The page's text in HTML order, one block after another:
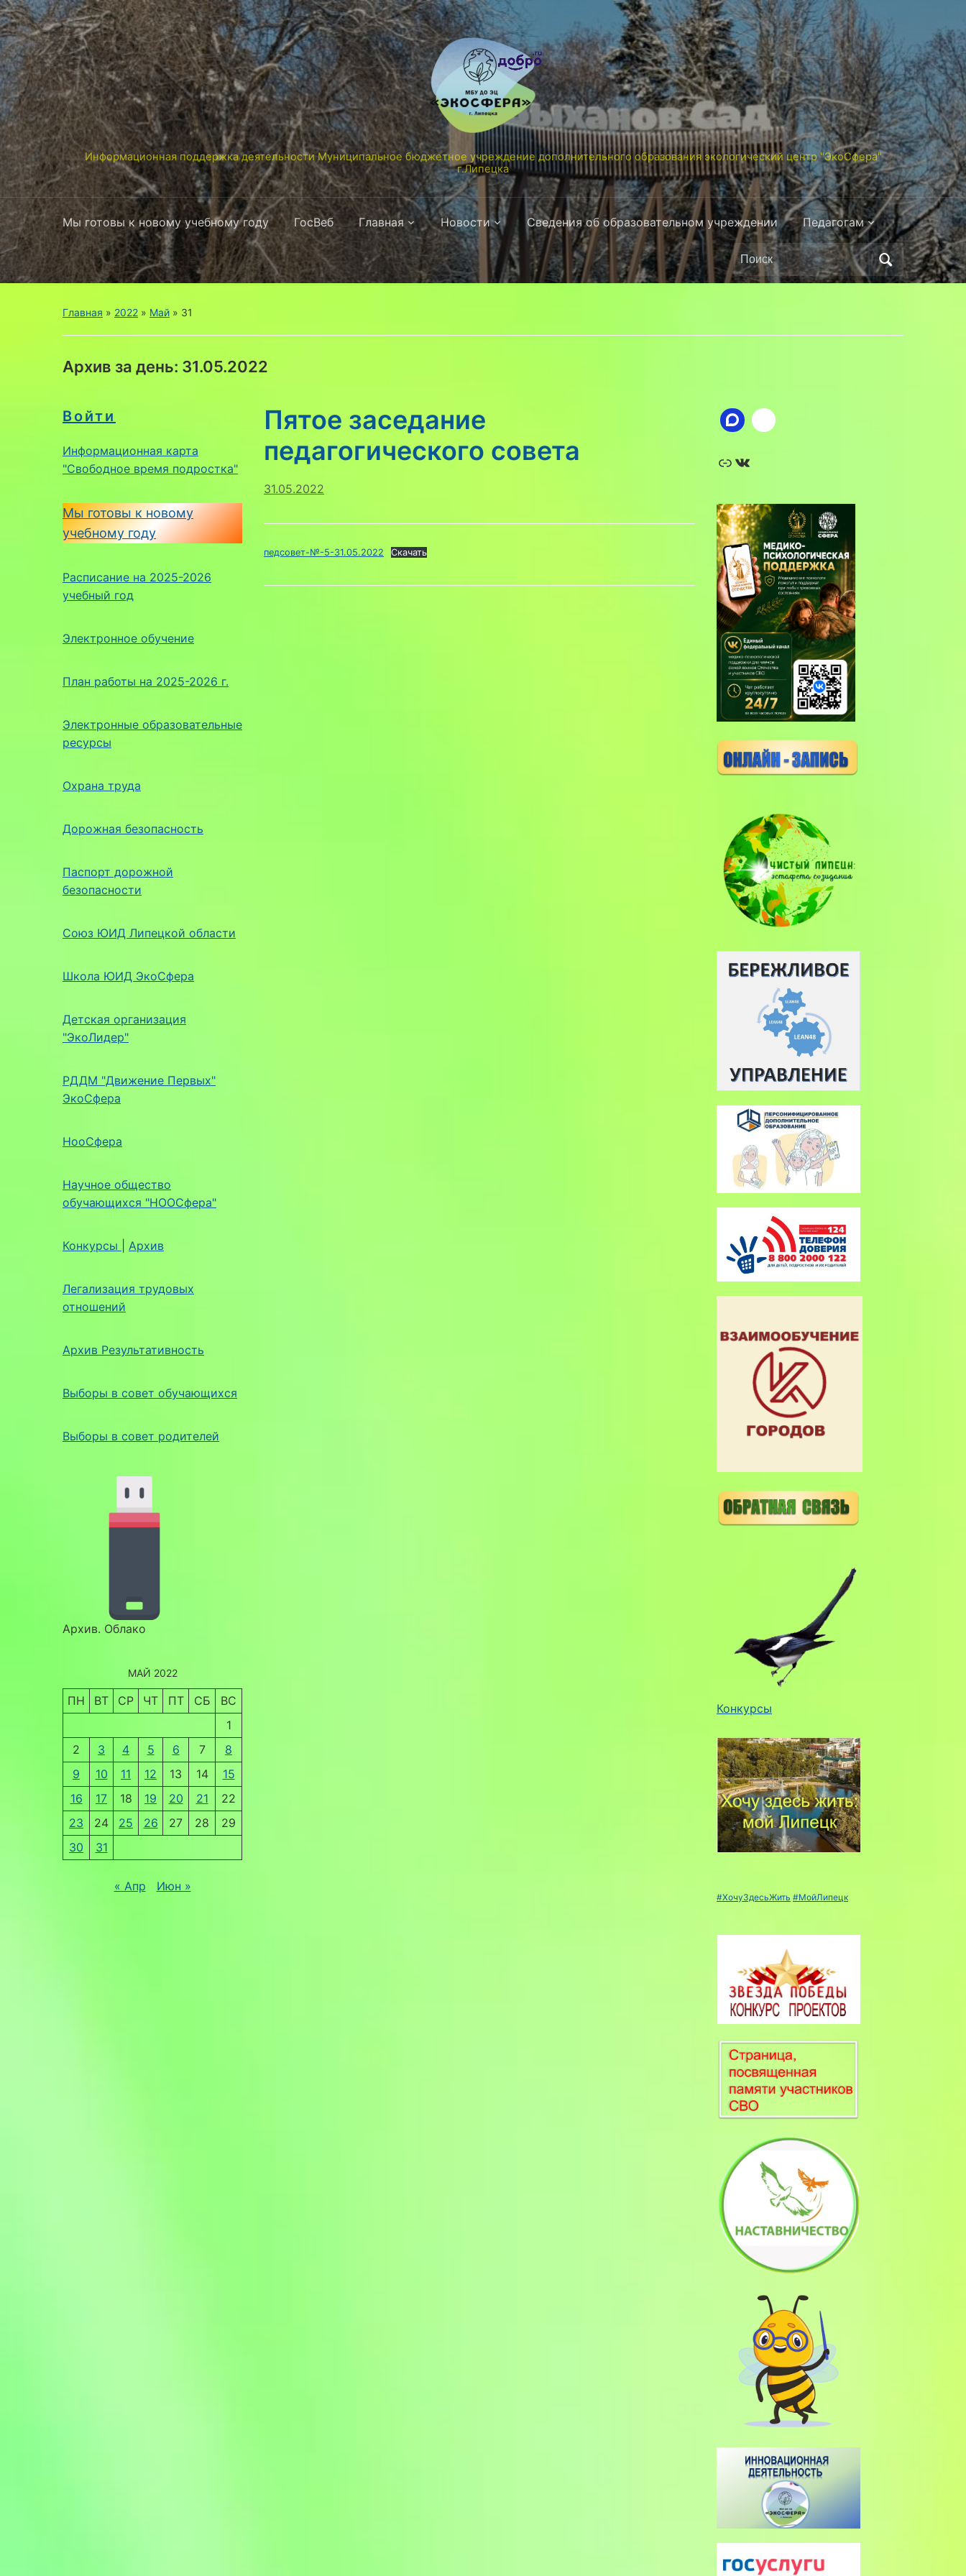
Информационная поддержка деятельности Муниципальное бюджетное учреждение дополнительного образования экологический центр "ЭкоСфера"
г.Липецка
Мы готовы к новому учебному году ГосВеб Главная Новости Сведения об образовательном учреждении Педагогам
Поиск
по:
Главная » 2022 » Май » 31
Архив за день: 31.05.2022
Войти
Информационная карта
"Свободное время подростка"
Мы готовы к новому
учебному году
Расписание на 2025-2026
учебный год
Электронное обучение
План работы на 2025-2026 г.
Электронные образовательные
ресурсы
Охрана труда
Дорожная безопасность
Паспорт дорожной
безопасности
Союз ЮИД Липецкой области
Школа ЮИД ЭкоСфера
Детская организация
"ЭкоЛидер"
РДДМ "Движение Первых"
ЭкоСфера
НооСфера
Научное общество
обучающихся "НООСфера"
Конкурсы Архив
Легализация трудовых
отношений
Архив Результативность
Выборы в совет обучающихся
Выборы в совет родителей
Архив. Облако
МАЙ 2022
ПН ВТ СР ЧТ ПТ СБ
ВС
1
2
3 4 5 6 7
8
9
10 11 12 13 14
15
16
17 18 19 20 21
22
23
24 25 26 27 28
29
30
31
« Апр Июн »
Пятое заседание
педагогического совета
31.05.2022
педсовет-№-5-31.05.2022 Скачать
Ссылка
Конкурсы
#ХочуЗдесьЖить #МойЛипецк